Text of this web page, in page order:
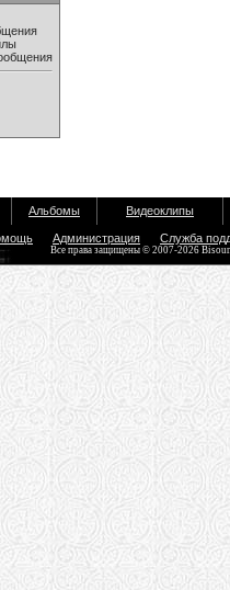
Альбомы Видеоклипы
Администрация Служба
Все права защищены © 2007-2026